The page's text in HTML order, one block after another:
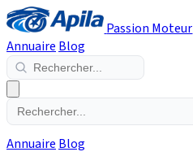
Passion Moteur
Annuaire Blog
Annuaire Blog